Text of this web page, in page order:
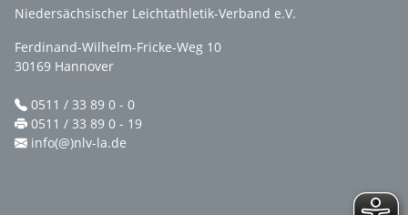
Niedersächsischer Leichtathletik-Verband e.V.
Ferdinand-Wilhelm-Fricke-Weg 10
30169 Hannover
0511 / 33 89 0 - 0
0511 / 33 89 0 - 19
info(@)nlv-la.de